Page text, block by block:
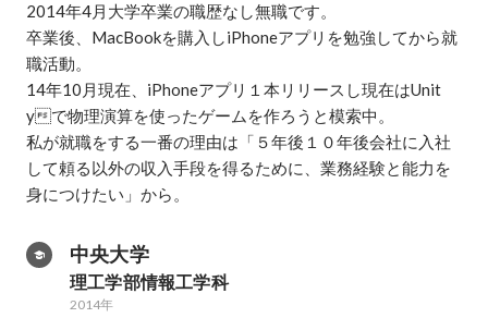
2014年4月大学卒業の職歴なし無職です。
卒業後、MacBookを購入しiPhoneアプリを勉強してから就
職活動。
14年10月現在、iPhoneアプリ１本リリースし現在はUnit
yで物理演算を使ったゲームを作ろうと模索中。
私が就職をする一番の理由は「５年後１０年後会社に入社
して頼る以外の収入手段を得るために、業務経験と能力を
身につけたい」から。
中央大学
理工学部情報工学科
2014年